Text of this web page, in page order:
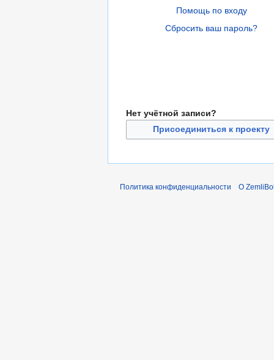
Помощь по входу
Сбросить ваш пароль?
Нет учётной записи?
Присоединиться к проекту
Политика конфиденциальности О